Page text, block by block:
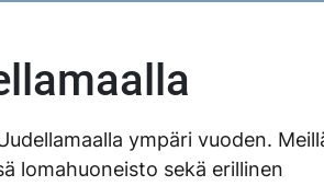
ympäri vuoden.
lomahuoneisto sekä erillinen